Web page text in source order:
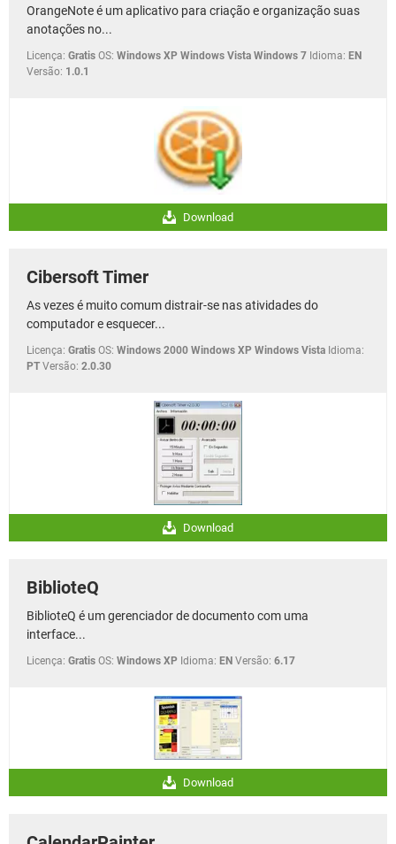
OrangeNote é um aplicativo para criação e organização suas
anotações no...
Licença: Gratis OS: Windows XP Windows Vista Windows 7 Idioma: EN
Versão: 1.0.1
Download
Cibersoft Timer
As vezes é muito comum distrair-se nas atividades do
computador e esquecer...
Licença: Gratis OS: Windows 2000 Windows XP Windows Vista Idioma:
PT Versão: 2.0.30
Download
BiblioteQ
BiblioteQ é um gerenciador de documento com uma
interface...
Licença: Gratis OS: Windows XP Idioma: EN Versão: 6.17
Download